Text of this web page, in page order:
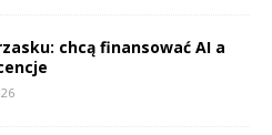
chcą finansować AI a